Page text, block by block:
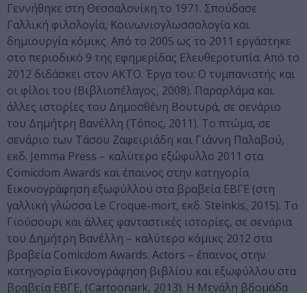
Γεννήθηκε στη Θεσσαλονίκη το 1971. Σπούδασε
Γαλλική φιλολογία, Κοινωνιογλωσσολογία και
δημιουργία κόμικς. Από το 2005 ως το 2011 εργάστηκε
στο περιοδικό 9 της εφημερίδας Ελευθεροτυπία. Από το
2012 διδάσκει στον ΑΚΤΟ. Έργα του: Ο τυμπανιστής και
οι φίλοι του (Βιβλιοπέλαγος, 2008). Παραρλάμα και
άλλες ιστορίες του Δημοσθένη Βουτυρά, σε σενάριο
του Δημήτρη Βανέλλη (Τόπος, 2011). Το πτώμα, σε
σενάριο των Τάσου Ζαφειριάδη και Γιάννη Παλαβού,
εκδ. Jemma Press – καλύτερο εξώφυλλο 2011 στα
Comicdom Awards και έπαινος στην κατηγορία
Εικονογράφηση εξωφύλλου στα βραβεία ΕΒΓΕ (στη
γαλλική γλώσσα Le Croque-mort, εκδ. Steinkis, 2015). Το
Γιούσουρι και άλλες φανταστικές ιστορίες, σε σενάρια
του Δημήτρη Βανέλλη – καλύτερο κόμικς 2012 στα
βραβεία Comicdom Awards. Actors – έπαινος στην
κατηγορία Εικονογράφηση βιβλίου και εξωφύλλου στα
βραβεία ΕΒΓΕ, (Cartoonark, 2013). Η Μεγάλη βδομάδα